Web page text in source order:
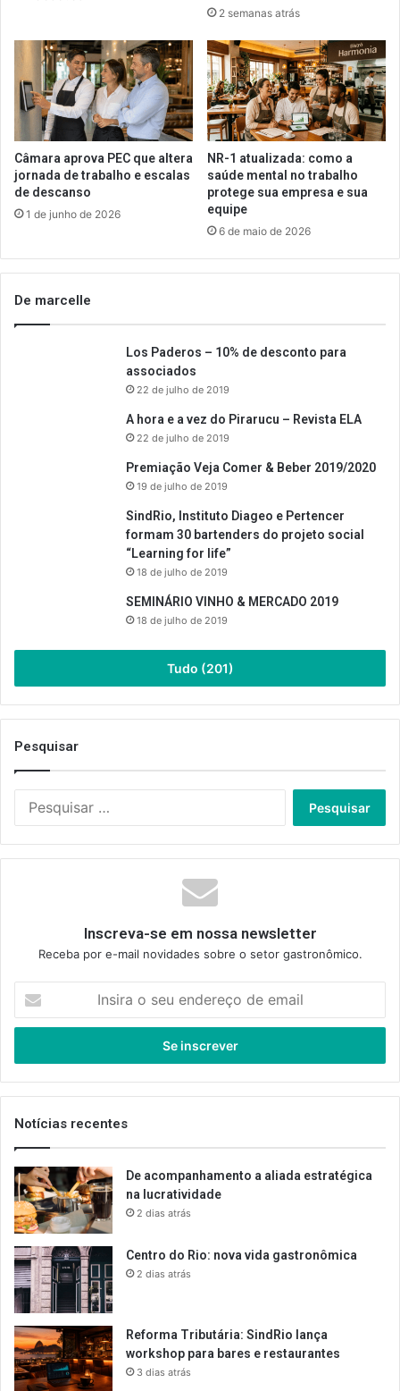
2 semanas atrás
Câmara aprova PEC que altera
jornada de trabalho e escalas
de descanso
1 de junho de 2026
NR-1 atualizada: como a
saúde mental no trabalho
protege sua empresa e sua
equipe
6 de maio de 2026
De marcelle
Los Paderos – 10% de desconto para
associados
22 de julho de 2019
A hora e a vez do Pirarucu – Revista ELA
22 de julho de 2019
Premiação Veja Comer & Beber 2019/2020
19 de julho de 2019
SindRio, Instituto Diageo e Pertencer
formam 30 bartenders do projeto social
“Learning for life”
18 de julho de 2019
SEMINÁRIO VINHO & MERCADO 2019
18 de julho de 2019
Tudo (201)
Pesquisar
Inscreva-se em nossa newsletter
Receba por e-mail novidades sobre o setor gastronômico.
seu
de
email
Notícias recentes
De acompanhamento a aliada estratégica
na lucratividade
2 dias atrás
Centro do Rio: nova vida gastronômica
2 dias atrás
Reforma Tributária: SindRio lança
workshop para bares e restaurantes
3 dias atrás